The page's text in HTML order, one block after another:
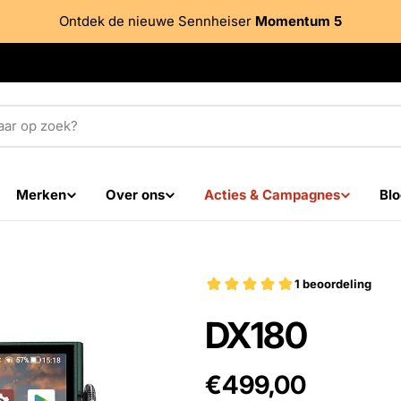
Ontdek de nieuwe Sennheiser Momentum 5
Merken Over ons Acties & Campagnes
DX180
Adviesprijs
€499,00